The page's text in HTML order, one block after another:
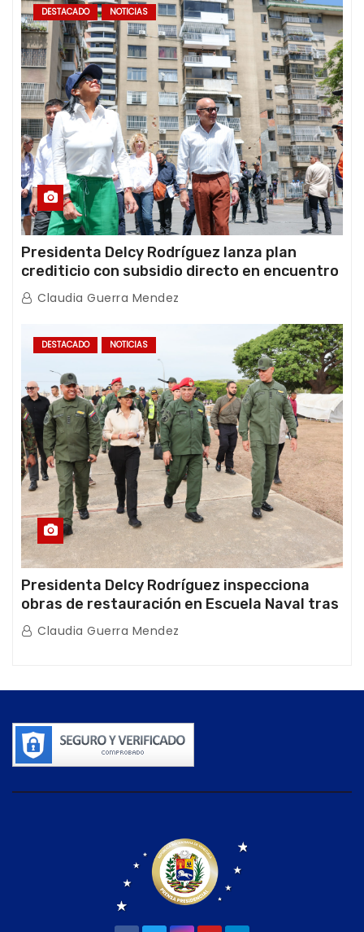
DESTACADO NOTICIAS
Presidenta Delcy Rodríguez lanza plan
crediticio con subsidio directo en encuentro
con Juntas de Condominio
Claudia Guerra Mendez
DESTACADO NOTICIAS
Presidenta Delcy Rodríguez inspecciona
obras de restauración en Escuela Naval tras
afectaciones sísmicas en La Guaira
Claudia Guerra Mendez